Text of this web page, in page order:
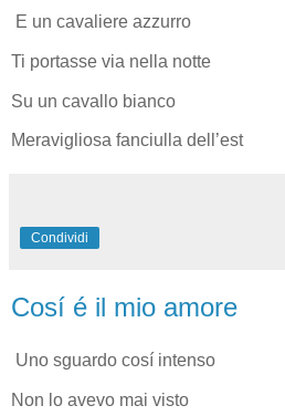
E un cavaliere azzurro
Ti portasse via nella notte
Su un cavallo bianco
Meravigliosa fanciulla dell’est
Condividi
Cosí é il mio amore
Uno sguardo cosí intenso
Non lo avevo mai visto